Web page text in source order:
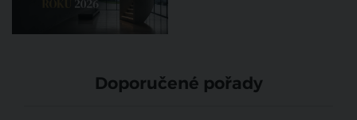
Doporučené pořady